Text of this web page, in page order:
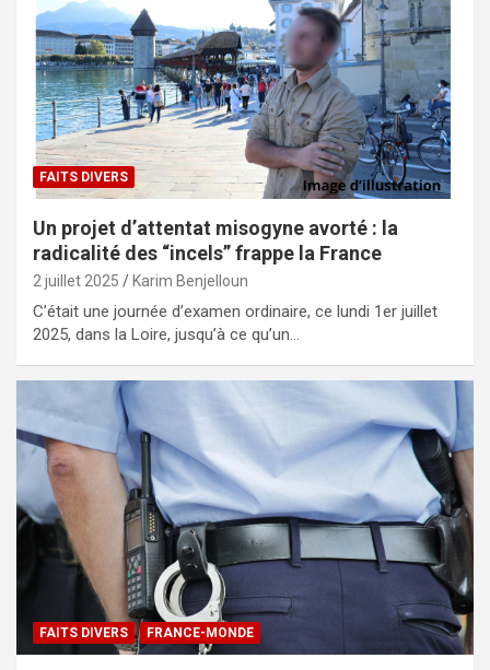
FAITS DIVERS
Un projet d’attentat misogyne avorté : la
radicalité des “incels” frappe la France
2 juillet 2025 Karim Benjelloun
C’était une journée d’examen ordinaire, ce lundi 1er juillet
2025, dans la Loire, jusqu’à ce qu’un…
FAITS DIVERS FRANCE-MONDE